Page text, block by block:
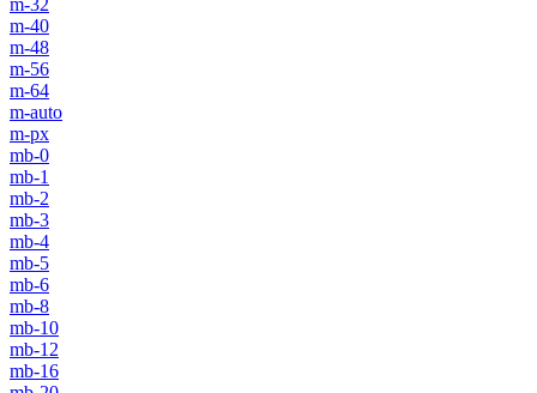
m-40
m-48
m-56
m-64
m-auto
m-px
mb-0
mb-1
mb-2
mb-3
mb-4
mb-5
mb-6
mb-8
mb-10
mb-12
mb-16